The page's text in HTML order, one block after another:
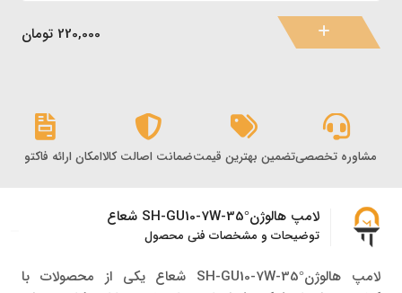
220,000 تومان
مشاوره تخصصیتضمین بهترین قیمتضمانت اصالت کالاامکان ارائه فاکتور
لامپ هالوژنSH-GU10-7W-35° شعاع
توضیحات و مشخصات فنی محصول
لامپ هالوژنSH-GU10-7W-35° شعاع یکی از محصولات با